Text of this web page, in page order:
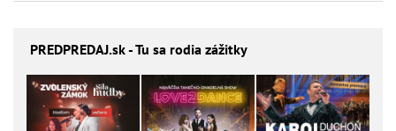
PREDPREDAJ.sk - Tu sa rodia zážitky